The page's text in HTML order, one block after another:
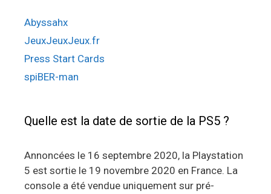
Abyssahx
JeuxJeuxJeux.fr
Press Start Cards
spiBER-man
Quelle est la date de sortie de la PS5 ?
Annoncées le 16 septembre 2020, la Playstation
5 est sortie le 19 novembre 2020 en France. La
console a été vendue uniquement sur pré-